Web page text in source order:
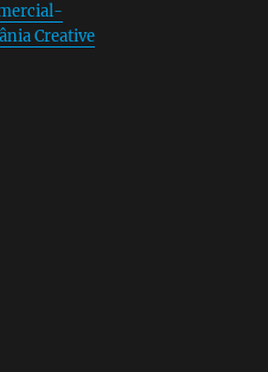
Creative